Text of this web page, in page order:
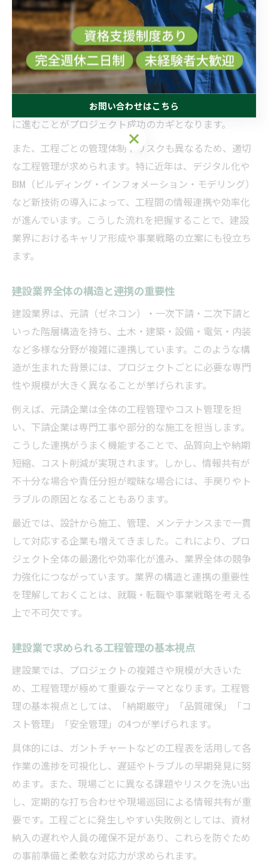
例えば、企画・設計段階では施主の要望をもとに設計事
務所が図面を作成し、ゼネコンや専門工事業者が実際の
施工に携わります。施工後は検査を経て引き渡しが行わ
れ、その後の維持管理フェーズではメンテナンス会社や
設備業者が長期的なサポートを担当します。各工程ごと
に役割が明確化されているため、連携や情報共有が円滑
に進むことがプロジェクト成功のカギとなります。
また、工程ごとの管理体制やリスクも異なるため、適切
な工程管理が求められます。特に近年は、デジタル化や
BIM（ビルディング・インフォメーション・モデリング）
など新技術の導入によって、工程間の情報連携や効率化
が進んでいます。こうした流れを把握することで、建設
業界におけるキャリア形成や事業戦略の立案にも役立ち
ます。
建設業界全体の構造と連携の重要性
建設業界は、元請（ゼネコン）・一次下請・二次下請と
いった階層構造を持ち、土木・建築・設備・電気・内装
など多様な分野が複雑に連携しています。このような構
造が生まれた背景には、プロジェクトごとに必要な専門
性や規模が大きく異なることが挙げられます。
例えば、元請企業は全体の工程管理やコスト管理を担
い、下請企業は専門工事や部分的な施工を担当します。
こうした連携がうまく機能することで、品質向上や納期
短縮、コスト削減が実現されます。しかし、情報共有が
不十分な場合や責任分担が曖昧な場合には、手戻りやト
ラブルの原因となることもあります。
最近では、設計から施工、管理、メンテナンスまで一貫
して対応する企業も増えてきました。これにより、プロ
ジェクト全体の最適化や効率化が進み、業界全体の競争
力強化につながっています。業界の構造と連携の重要性
を理解しておくことは、就職・転職や事業戦略を考える
上で不可欠です。
建設業で求められる工程管理の基本視点
建設業では、プロジェクトの複雑さや規模が大きいた
め、工程管理が極めて重要なテーマとなります。工程管
理の基本視点としては、「納期厳守」「品質確保」「コ
スト管理」「安全管理」の4つが挙げられます。
具体的には、ガントチャートなどの工程表を活用して各
作業の進捗を可視化し、遅延やトラブルの早期発見に努
めます。また、現場ごとに異なる課題やリスクを洗い出
し、定期的な打ち合わせや現場巡回による情報共有が重
要です。工程ごとに発生しやすい失敗例としては、資材
納入の遅れや人員の確保不足があり、これらを防ぐため
の事前準備と柔軟な対応力が求められます。
お問い合わせはこちら
お問い合わせはこちら